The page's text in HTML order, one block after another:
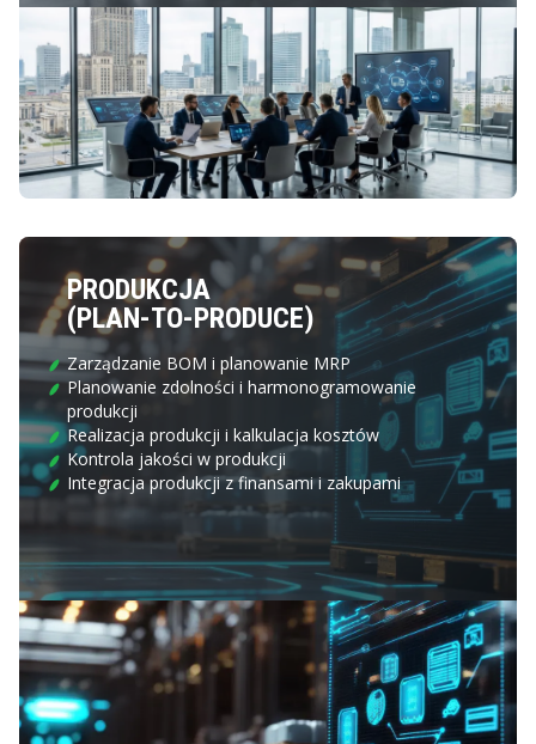
PRODUKCJA
(PLAN-TO-PRODUCE)
Zarządzanie BOM i planowanie MRP
Planowanie zdolności i harmonogramowanie
produkcji
Realizacja produkcji i kalkulacja kosztów
Kontrola jakości w produkcji
Integracja produkcji z finansami i zakupami